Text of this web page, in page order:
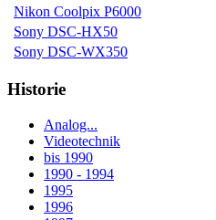
Nikon Coolpix P6000
Sony DSC-HX50
Sony DSC-WX350
Historie
Analog...
Videotechnik
bis 1990
1990 - 1994
1995
1996